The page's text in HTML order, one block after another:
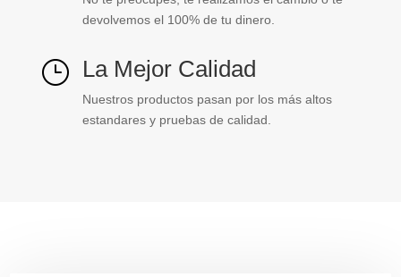
devolvemos el 100% de tu dinero.
} La Mejor Calidad
Nuestros productos pasan por los más altos
estandares y pruebas de calidad.